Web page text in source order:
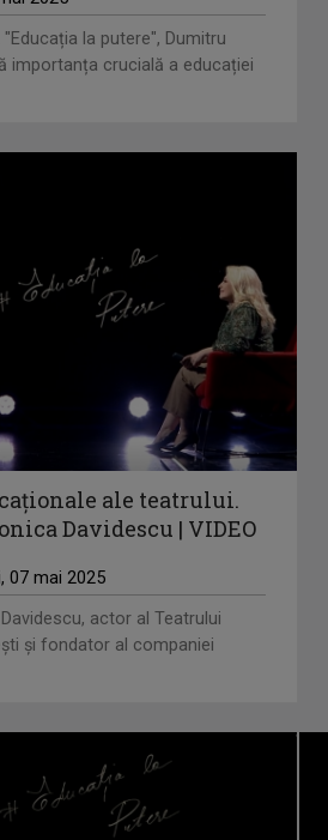
la putere", Dumitru
importanța crucială a educației
ale teatrului.
Davidescu | VIDEO
07 mai 2025
actor al Teatrului
și fondator al companiei